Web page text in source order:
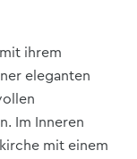
ihrem
eleganten
Im Inneren
mit einem